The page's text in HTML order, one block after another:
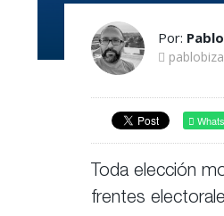
Por:
Toda elección
frentes